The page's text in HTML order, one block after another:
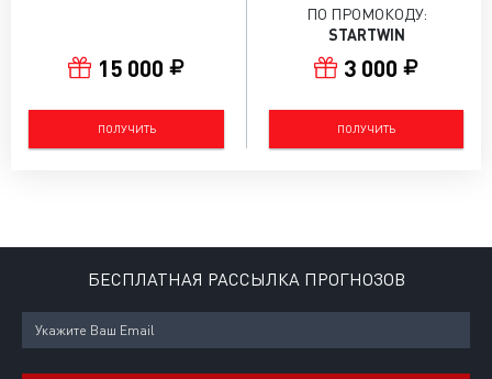
15 000
ПОЛУЧИТЬ
ПО ПРОМОКОДУ:
STARTWIN
3 000
ПОЛУЧИТЬ
БЕСПЛАТНАЯ РАССЫЛКА ПРОГНОЗОВ